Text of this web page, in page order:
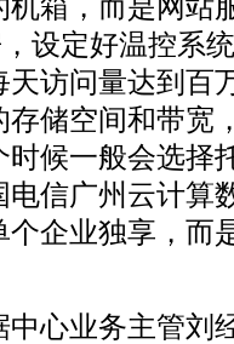
箱，而是网站
设定好温控系
访问量达到百
储空间和带宽
时候一般会选择
信广州云计算
企业独享，而
心业务主管刘